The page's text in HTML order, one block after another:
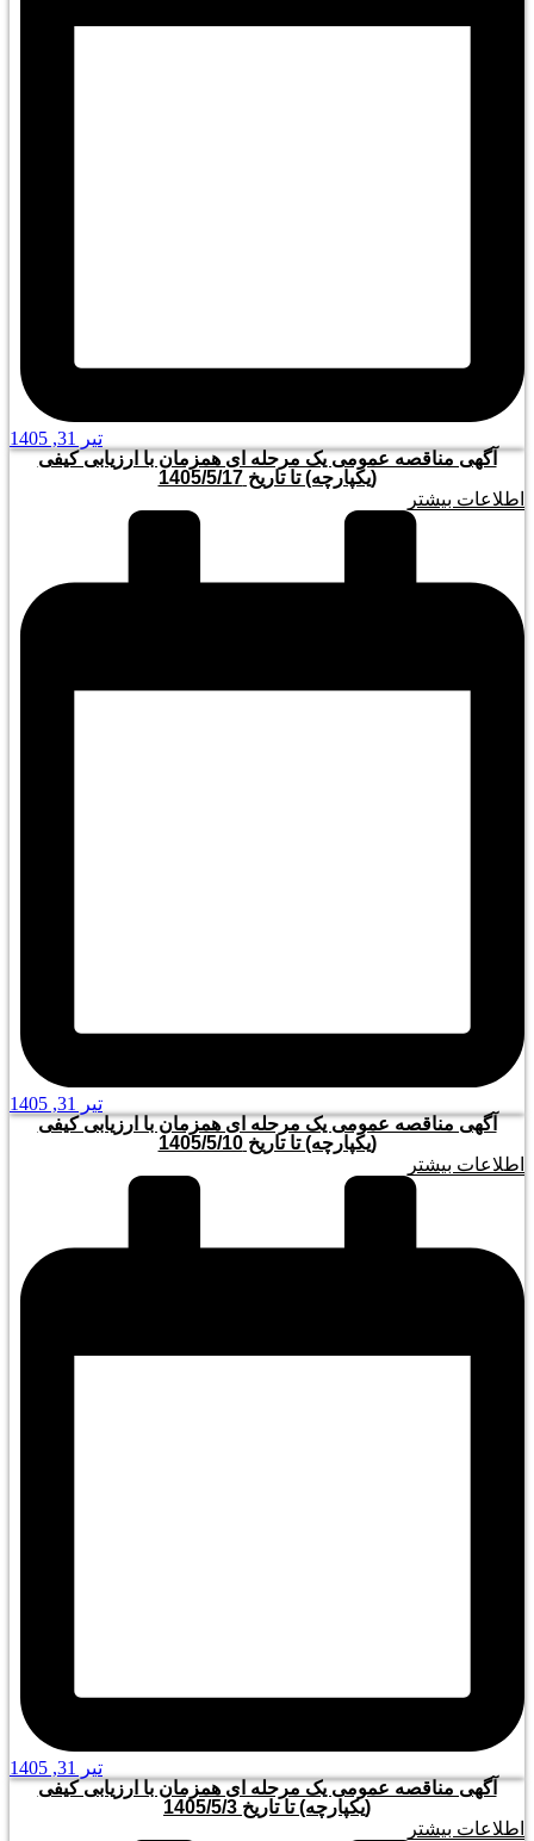
تیر 31, 1405
آگهی مناقصه عمومی یک مرحله ای همزمان با ارزیابی کیفی
(یکپارچه) تا تاریخ 1405/5/17
اطلاعات بیشتر
تیر 31, 1405
آگهی مناقصه عمومی یک مرحله ای همزمان با ارزیابی کیفی
(یکپارچه) تا تاریخ 1405/5/10
اطلاعات بیشتر
تیر 31, 1405
آگهی مناقصه عمومی یک مرحله ای همزمان با ارزیابی کیفی
(یکپارچه) تا تاریخ 1405/5/3
اطلاعات بیشتر